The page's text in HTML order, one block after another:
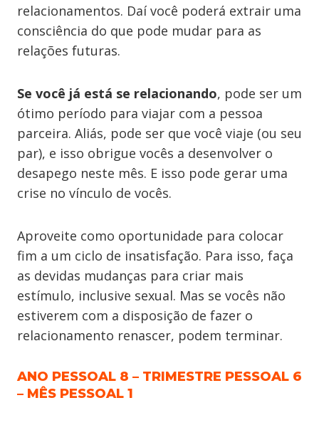
relacionamentos. Daí você poderá extrair uma
consciência do que pode mudar para as
relações futuras.
Se você já está se relacionando, pode ser um
ótimo período para viajar com a pessoa
parceira. Aliás, pode ser que você viaje (ou seu
par), e isso obrigue vocês a desenvolver o
desapego neste mês. E isso pode gerar uma
crise no vínculo de vocês.
Aproveite como oportunidade para colocar
fim a um ciclo de insatisfação. Para isso, faça
as devidas mudanças para criar mais
estímulo, inclusive sexual. Mas se vocês não
estiverem com a disposição de fazer o
relacionamento renascer, podem terminar.
ANO PESSOAL 8 – TRIMESTRE PESSOAL 6
– MÊS PESSOAL 1